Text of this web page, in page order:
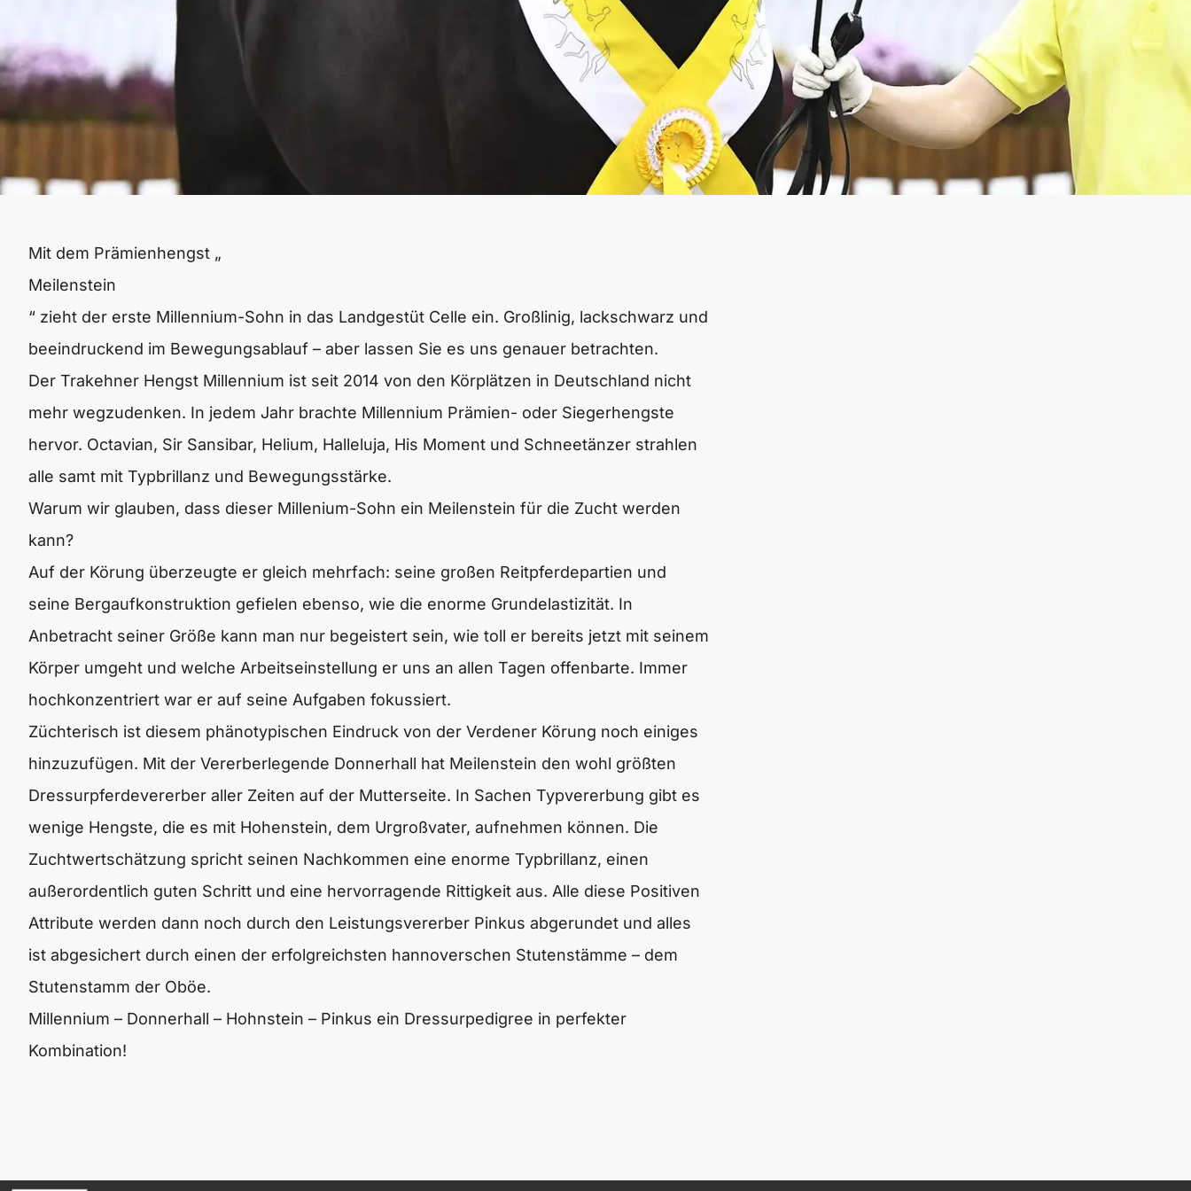
Mit dem Prämienhengst „
Meilenstein
“ zieht der erste Millennium-Sohn in das Landgestüt Celle ein. Großlinig, lackschwarz und
beeindruckend im Bewegungsablauf – aber lassen Sie es uns genauer betrachten.
Der Trakehner Hengst Millennium ist seit 2014 von den Körplätzen in Deutschland nicht
mehr wegzudenken. In jedem Jahr brachte Millennium Prämien- oder Siegerhengste
hervor. Octavian, Sir Sansibar, Helium, Halleluja, His Moment und Schneetänzer strahlen
alle samt mit Typbrillanz und Bewegungsstärke.
Warum wir glauben, dass dieser Millenium-Sohn ein Meilenstein für die Zucht werden
kann?
Auf der Körung überzeugte er gleich mehrfach: seine großen Reitpferdepartien und
seine Bergaufkonstruktion gefielen ebenso, wie die enorme Grundelastizität. In
Anbetracht seiner Größe kann man nur begeistert sein, wie toll er bereits jetzt mit seinem
Körper umgeht und welche Arbeitseinstellung er uns an allen Tagen offenbarte. Immer
hochkonzentriert war er auf seine Aufgaben fokussiert.
Züchterisch ist diesem phänotypischen Eindruck von der Verdener Körung noch einiges
hinzuzufügen. Mit der Vererberlegende Donnerhall hat Meilenstein den wohl größten
Dressurpferdevererber aller Zeiten auf der Mutterseite. In Sachen Typvererbung gibt es
wenige Hengste, die es mit Hohenstein, dem Urgroßvater, aufnehmen können. Die
Zuchtwertschätzung spricht seinen Nachkommen eine enorme Typbrillanz, einen
außerordentlich guten Schritt und eine hervorragende Rittigkeit aus. Alle diese Positiven
Attribute werden dann noch durch den Leistungsvererber Pinkus abgerundet und alles
ist abgesichert durch einen der erfolgreichsten hannoverschen Stutenstämme – dem
Stutenstamm der Oböe.
Millennium – Donnerhall – Hohnstein – Pinkus ein Dressurpedigree in perfekter
Kombination!